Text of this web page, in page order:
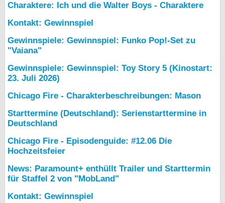
Charaktere: Ich und die Walter Boys - Charaktere
Kontakt: Gewinnspiel
Gewinnspiele: Gewinnspiel: Funko Pop!-Set zu
"Vaiana"
Gewinnspiele: Gewinnspiel: Toy Story 5 (Kinostart:
23. Juli 2026)
Chicago Fire - Charakterbeschreibungen: Mason
Starttermine (Deutschland): Serienstarttermine in
Deutschland
Chicago Fire - Episodenguide: #12.06 Die
Hochzeitsfeier
News: Paramount+ enthüllt Trailer und Starttermin
für Staffel 2 von "MobLand"
Kontakt: Gewinnspiel